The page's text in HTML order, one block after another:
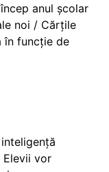
anul școlar
noi / Cărțile
în funcție de
Elevii vor